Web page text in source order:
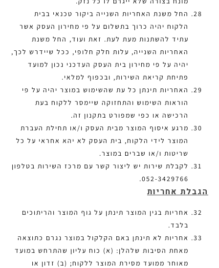
החל משנת האחריות השנייה ביקור טכנאי בבית
הלקוח יהיה כרוך בתשלום על פי מחירון העסק אשר
עתיד להשתנות מעת לעת. זאת ועוד, החל משנת
האחריות השנייה, עלות חלק חלופי, ככל שיידרש לכך,
יהיה על פי מחירון בית העסק העדכני נכון למועד
פתיחת קריאת השירות, ובכפוף למלאי.
האחריות תינתן כל עת שהשימוש במוצר יהיה על פי
הוראות השימוש והתחזוקה שיימסר ללקוח בעת
הרכישה או כפי שמפורט בתקנון זה.
מרגע איסוף המוצר מבית העסק ו/או תחילת העברת
המוצר לידי הלקוח, בית העסק לא יהא אחראי על כל
שריטות ו/או שברים במוצר.
לקבלת שירות יש ליצור קשר עם מרכז השירות בטלפון
052-3429766.
הגבלת אחריות
אחריות בגין המוצר תינתן על גוף המוצר והריתוכים
בלבד.
אחריות לא תינתן באם הקלקול במוצר נגרם כתוצאה
מאחת הסיבות שלהלן: (א) כוח עליון שהתרחש במועד
מאוחר ממועד מסירת המוצר ללקוח; (ב) זדון או